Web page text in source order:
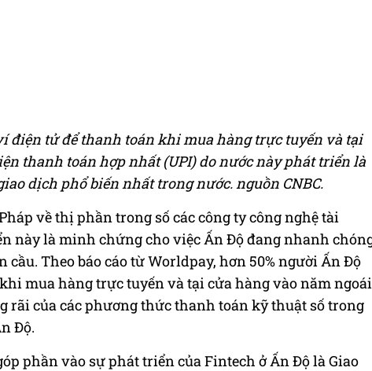
điện tử để thanh toán khi mua hàng trực tuyến và tại
thanh toán hợp nhất (UPI) do nước này phát triển là
dịch phổ biến nhất trong nước. nguồn CNBC.
về thị phần trong số các công ty công nghệ tài
này là minh chứng cho việc Ấn Độ đang nhanh
Theo báo cáo từ Worldpay, hơn 50% người Ấn Độ
mua hàng trực tuyến và tại cửa hàng vào năm
rãi của các phương thức thanh toán kỹ thuật số trong
Độ.
phần vào sự phát triển của Fintech ở Ấn Độ là Giao